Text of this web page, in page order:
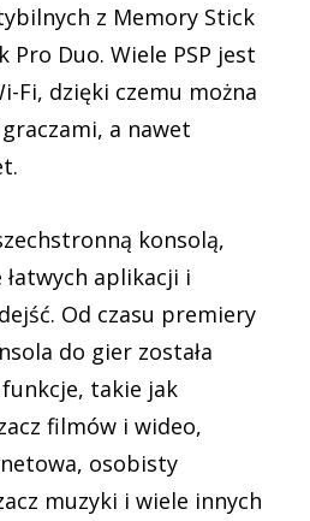
z Memory Stick
Pro Duo. Wiele PSP jest
Fi, dzięki czemu można
a nawet
konsolą,
aplikacji i
Od czasu premiery
do gier została
takie jak
filmów i wideo,
osobisty
muzyki i wiele innych